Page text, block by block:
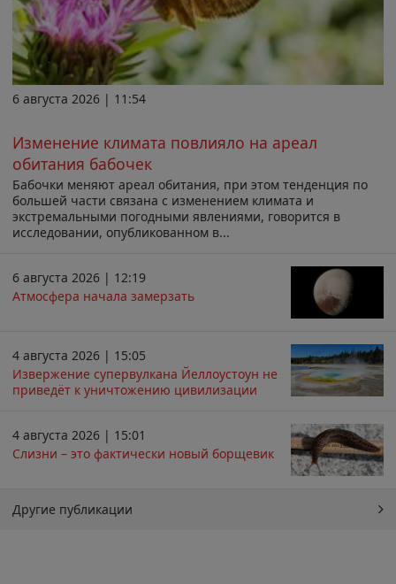
6 августа 2026 | 11:54
Изменение климата повлияло на ареал
обитания бабочек
Бабочки меняют ареал обитания, при этом тенденция по
большей части связана с изменением климата и
экстремальными погодными явлениями, говорится в
исследовании, опубликованном в...
6 августа 2026 | 12:19
Атмосфера начала замерзать
4 августа 2026 | 15:05
Извержение супервулкана Йеллоустоун не
приведёт к уничтожению цивилизации
4 августа 2026 | 15:01
Слизни – это фактически новый борщевик
Другие публикации